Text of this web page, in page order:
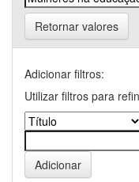
Retornar valores
Adicionar filtros:
Utilizar filtros para